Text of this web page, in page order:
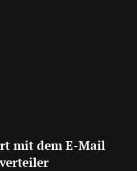
mit dem E-Mail